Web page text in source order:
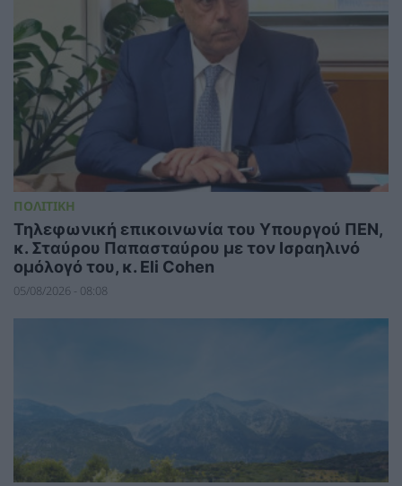
ΠΟΛΙΤΙΚΗ
Τηλεφωνική επικοινωνία του Υπουργού ΠΕΝ,
κ. Σταύρου Παπασταύρου με τον Ισραηλινό
ομόλογό του, κ. Eli Cohen
05/08/2026 - 08:08